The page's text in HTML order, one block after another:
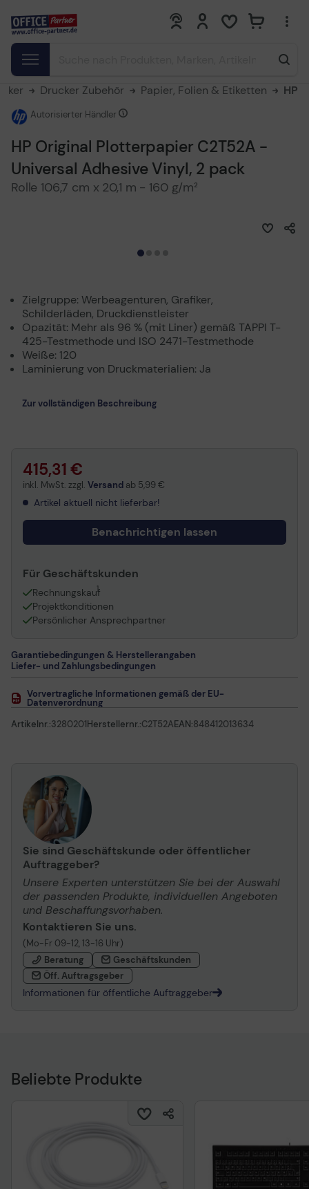
0 0
Drucker Zubehör Papier, Folien & Etiketten HP
HP Original Plotterpapier C2T52A -
Universal Adhesive Vinyl, 2 pack
Rolle 106,7 cm x 20,1 m - 160 g/m²
Autorisierter Händler
Zielgruppe: Werbeagenturen, Grafiker,
Schilderläden, Druckdienstleister
Opazität: Mehr als 96 % (mit Liner) gemäß TAPPI T-
425-Testmethode und ISO 2471-Testmethode
Weiße: 120
Laminierung von Druckmaterialien: Ja
Zur vollständigen Beschreibung
415,31 €
inkl. MwSt. zzgl. Versand ab 5,99 €
Artikel aktuell nicht lieferbar!
Benachrichtigen lassen
Für Geschäftskunden
Rechnungskauf
1
Projektkonditionen
Persönlicher Ansprechpartner
Garantiebedingungen & Herstellerangaben
Liefer- und Zahlungsbedingungen
Vorvertragliche Informationen gemäß der EU-
Datenverordnung
Artikelnr.:3280201Herstellernr.:C2T52AEAN:848412013634
Sie sind Geschäftskunde oder öffentlicher
Auftraggeber?
Unsere Experten unterstützen Sie bei der Auswahl
der passenden Produkte, individuellen Angeboten
und Beschaffungsvorhaben.
Kontaktieren Sie uns.
(Mo-Fr 09-12, 13-16 Uhr)
Beratung
Geschäftskunden
Öff. Auftragsgeber
Informationen für öffentliche Auftraggeber
Beliebte Produkte